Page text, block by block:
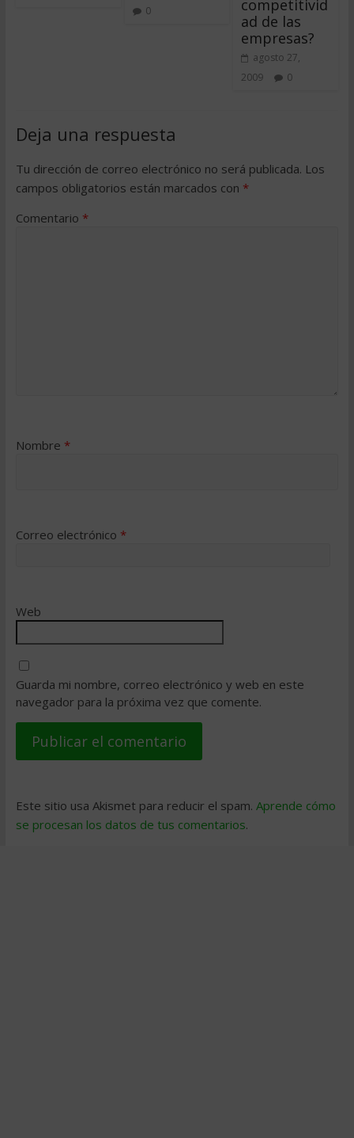
0
competitivid
ad de las
empresas?
agosto 27,
2009
0
Deja una respuesta
Tu dirección de correo electrónico no será publicada. Los
campos obligatorios están marcados con *
Comentario *
Nombre *
Correo electrónico *
Web
Guarda mi nombre, correo electrónico y web en este
navegador para la próxima vez que comente.
Este sitio usa Akismet para reducir el spam. Aprende cómo
se procesan los datos de tus comentarios.